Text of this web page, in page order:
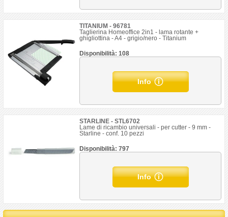
TITANIUM - 96781
Taglierina Homeoffice 2in1 - lama rotante +
ghigliottina - A4 - grigio/nero - Titanium
Disponibilità: 108
Info
STARLINE - STL6702
Lame di ricambio universali - per cutter - 9 mm -
Starline - conf. 10 pezzi
Disponibilità: 797
Info